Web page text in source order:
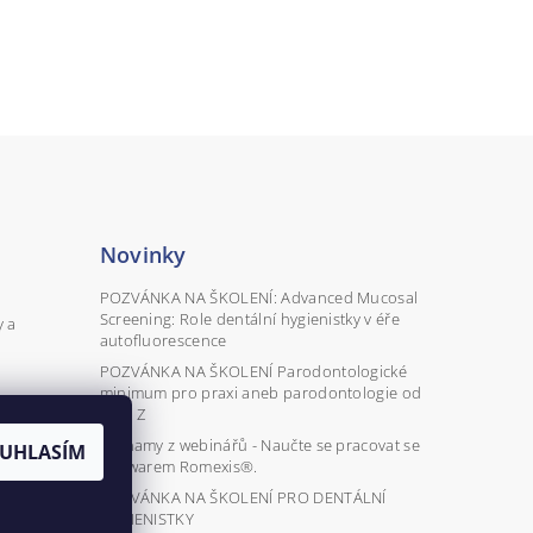
a
Novinky
POZVÁNKA NA ŠKOLENÍ: Advanced Mucosal
Screening: Role dentální hygienistky v éře
autofluorescence
POZVÁNKA NA ŠKOLENÍ Parodontologické
minimum pro praxi aneb parodontologie od
A do Z
Záznamy z webinářů - Naučte se pracovat se
softwarem Romexis®.
POZVÁNKA NA ŠKOLENÍ PRO DENTÁLNÍ
HYGIENISTKY